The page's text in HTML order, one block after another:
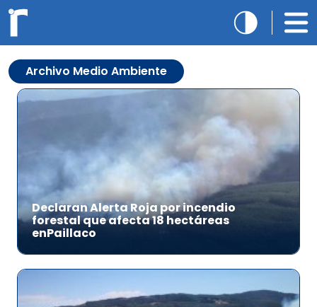
Archivo Medio Ambiente
Declaran Alerta Roja por incendio
forestal que afecta 18 hectáreas
enPaillaco